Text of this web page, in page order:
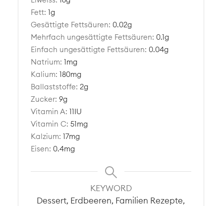
Fett:1g
Gesättigte Fettsäuren: 0.02g
Mehrfach ungesättigte Fettsäuren: 0.1g
Einfach ungesättigte Fettsäuren: 0.04g
Natrium:1mg
Kalium:180mg
Ballaststoffe:2g
Zucker:9g
Vitamin A:11IU
Vitamin C:51mg
Kalzium:17mg
Eisen: 0.4mg
KEYWORD
Dessert, Erdbeeren, Familien Rezepte,